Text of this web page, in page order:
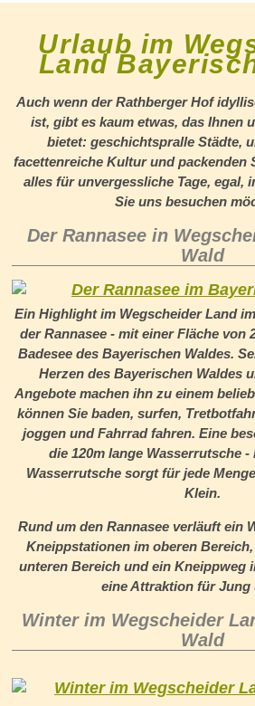
Urlaub im
Land
Auch wenn der Rathberger Hof
ist, gibt es kaum etwas, das Ihnen
bietet: geschichtspralle Städte,
facettenreiche Kultur und packenden
alles für unvergessliche Tage, egal,
Sie uns besuchen
Der Rannasee in
Wald
Ein Highlight im Wegscheider Land
der Rannasee - mit einer Fläche von
Badesee des Bayerischen Waldes.
Herzen des Bayerischen Waldes
Angebote machen ihn zu einem
können Sie baden, surfen,
joggen und Fahrrad fahren. Eine
die 120m lange Wasserrutsche
Wasserrutsche sorgt für jede
Klein.
Rund um den Rannasee verläuft ein
Kneippstationen im oberen
unteren Bereich und ein Kneippweg
eine Attraktion für Jung
Winter im Wegscheider
Wald